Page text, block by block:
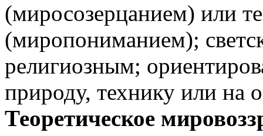
(миросозерцанием) или
(миропониманием);
религиозным;
природу, технику или на
Теоретическое